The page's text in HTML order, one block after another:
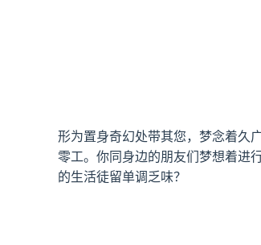
形为置身奇幻处带其您，梦念着久
零工。你同身边的朋友们梦想着进
的生活徒留单调乏味？